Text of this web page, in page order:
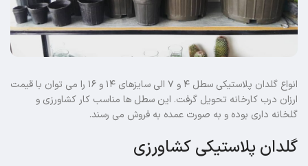
انواع گلدان پلاستیکی سطل ۴ و ۷ الی سایزهای ۱۴ و ۱۶ را می توان با قیمت
ارزان درب کارخانه تحویل گرفت. این سطل ها مناسب کار کشاورزی و
گلخانه داری بوده و به صورت عمده به فروش می رسند.
گلدان پلاستیکی کشاورزی